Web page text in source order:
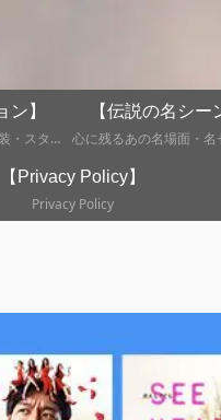
ン】
木村拓哉の私服・衣装・スタイルなどの分析記事。
【伝説の名シー
【Privacy Policy】
Privacy Policy